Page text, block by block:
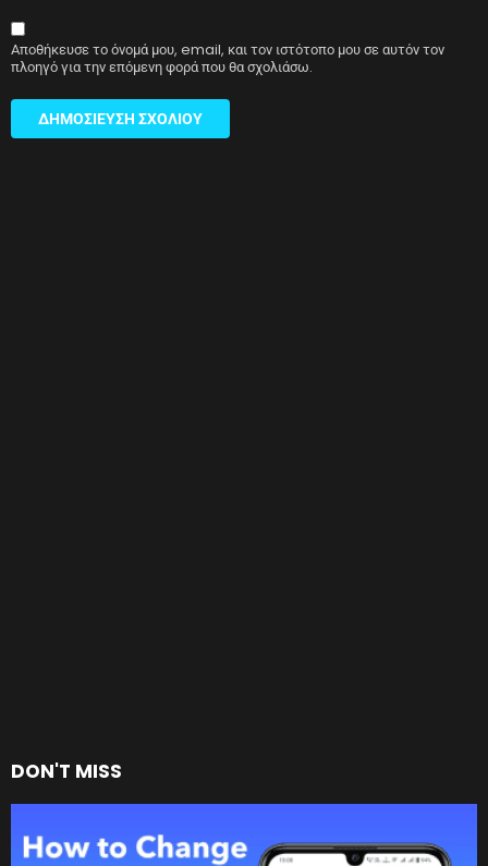
Αποθήκευσε το όνομά μου, email, και τον ιστότοπο μου σε αυτόν τον
πλοηγό για την επόμενη φορά που θα σχολιάσω.
DON'T MISS